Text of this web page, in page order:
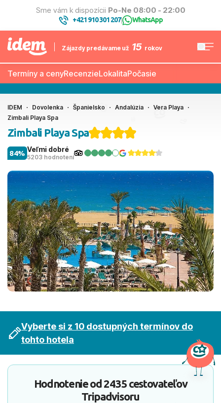
Sme vám k dispozícii Po-Ne 08:00 - 22:00
+421 910 301 207| WhatsApp
Zájazdy predávame už 15 rokov
Termíny a cenyRecenzieLokalitaPočasie
IDEM Dovolenka Španielsko Andalúzia
Vera Playa
Zimbali Playa Spa
Zimbali Playa Spa
Veľmi dobré
5203 hodnotení
84%
Vyberte si z 10 dostupných termínov do
tohto hotela
Hodnotenie od2435 cestovateľov
Tripadvisoru